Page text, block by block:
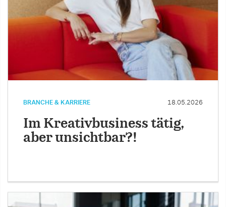
BRANCHE & KARRIERE 18.05.2026
Im Kreativbusiness tätig,
aber unsichtbar?!